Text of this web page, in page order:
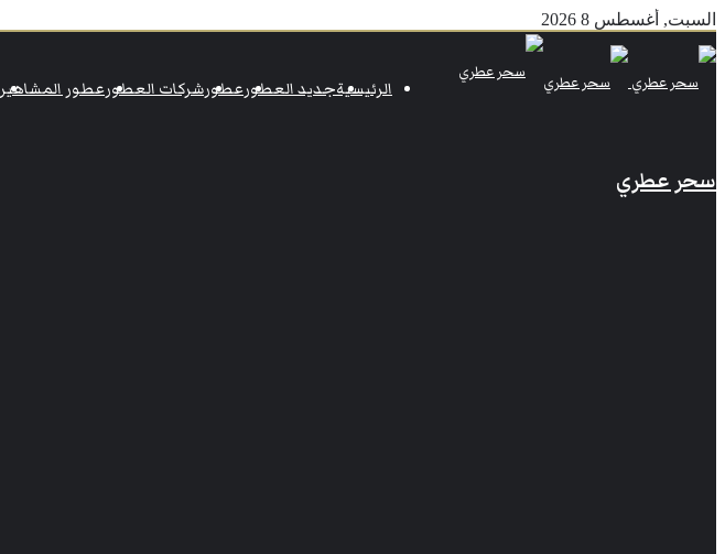
السبت, أغسطس 8 2026
سحر عطري
الرئيسيةجديد العطورعطورشركات العطورعطور المشاهير